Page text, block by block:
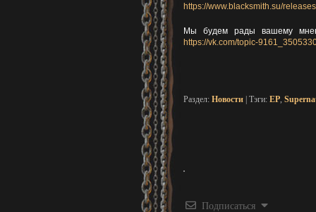
https://www.blacksmith.su/
Мы будем рады вашему
https://vk.com/topic-
Раздел: Новости | Тэги: EP
Подписаться